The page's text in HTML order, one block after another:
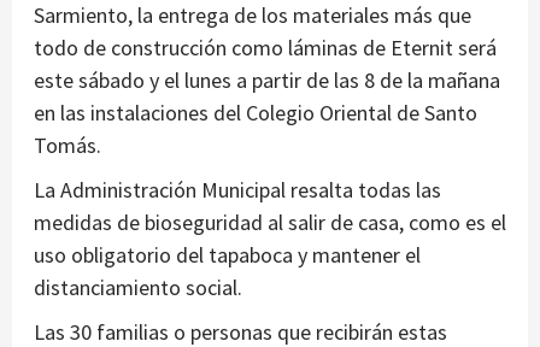
Sarmiento, la entrega de los materiales más que
todo de construcción como láminas de Eternit será
este sábado y el lunes a partir de las 8 de la mañana
en las instalaciones del Colegio Oriental de Santo
Tomás.
La Administración Municipal resalta todas las
medidas de bioseguridad al salir de casa, como es el
uso obligatorio del tapaboca y mantener el
distanciamiento social.
Las 30 familias o personas que recibirán estas